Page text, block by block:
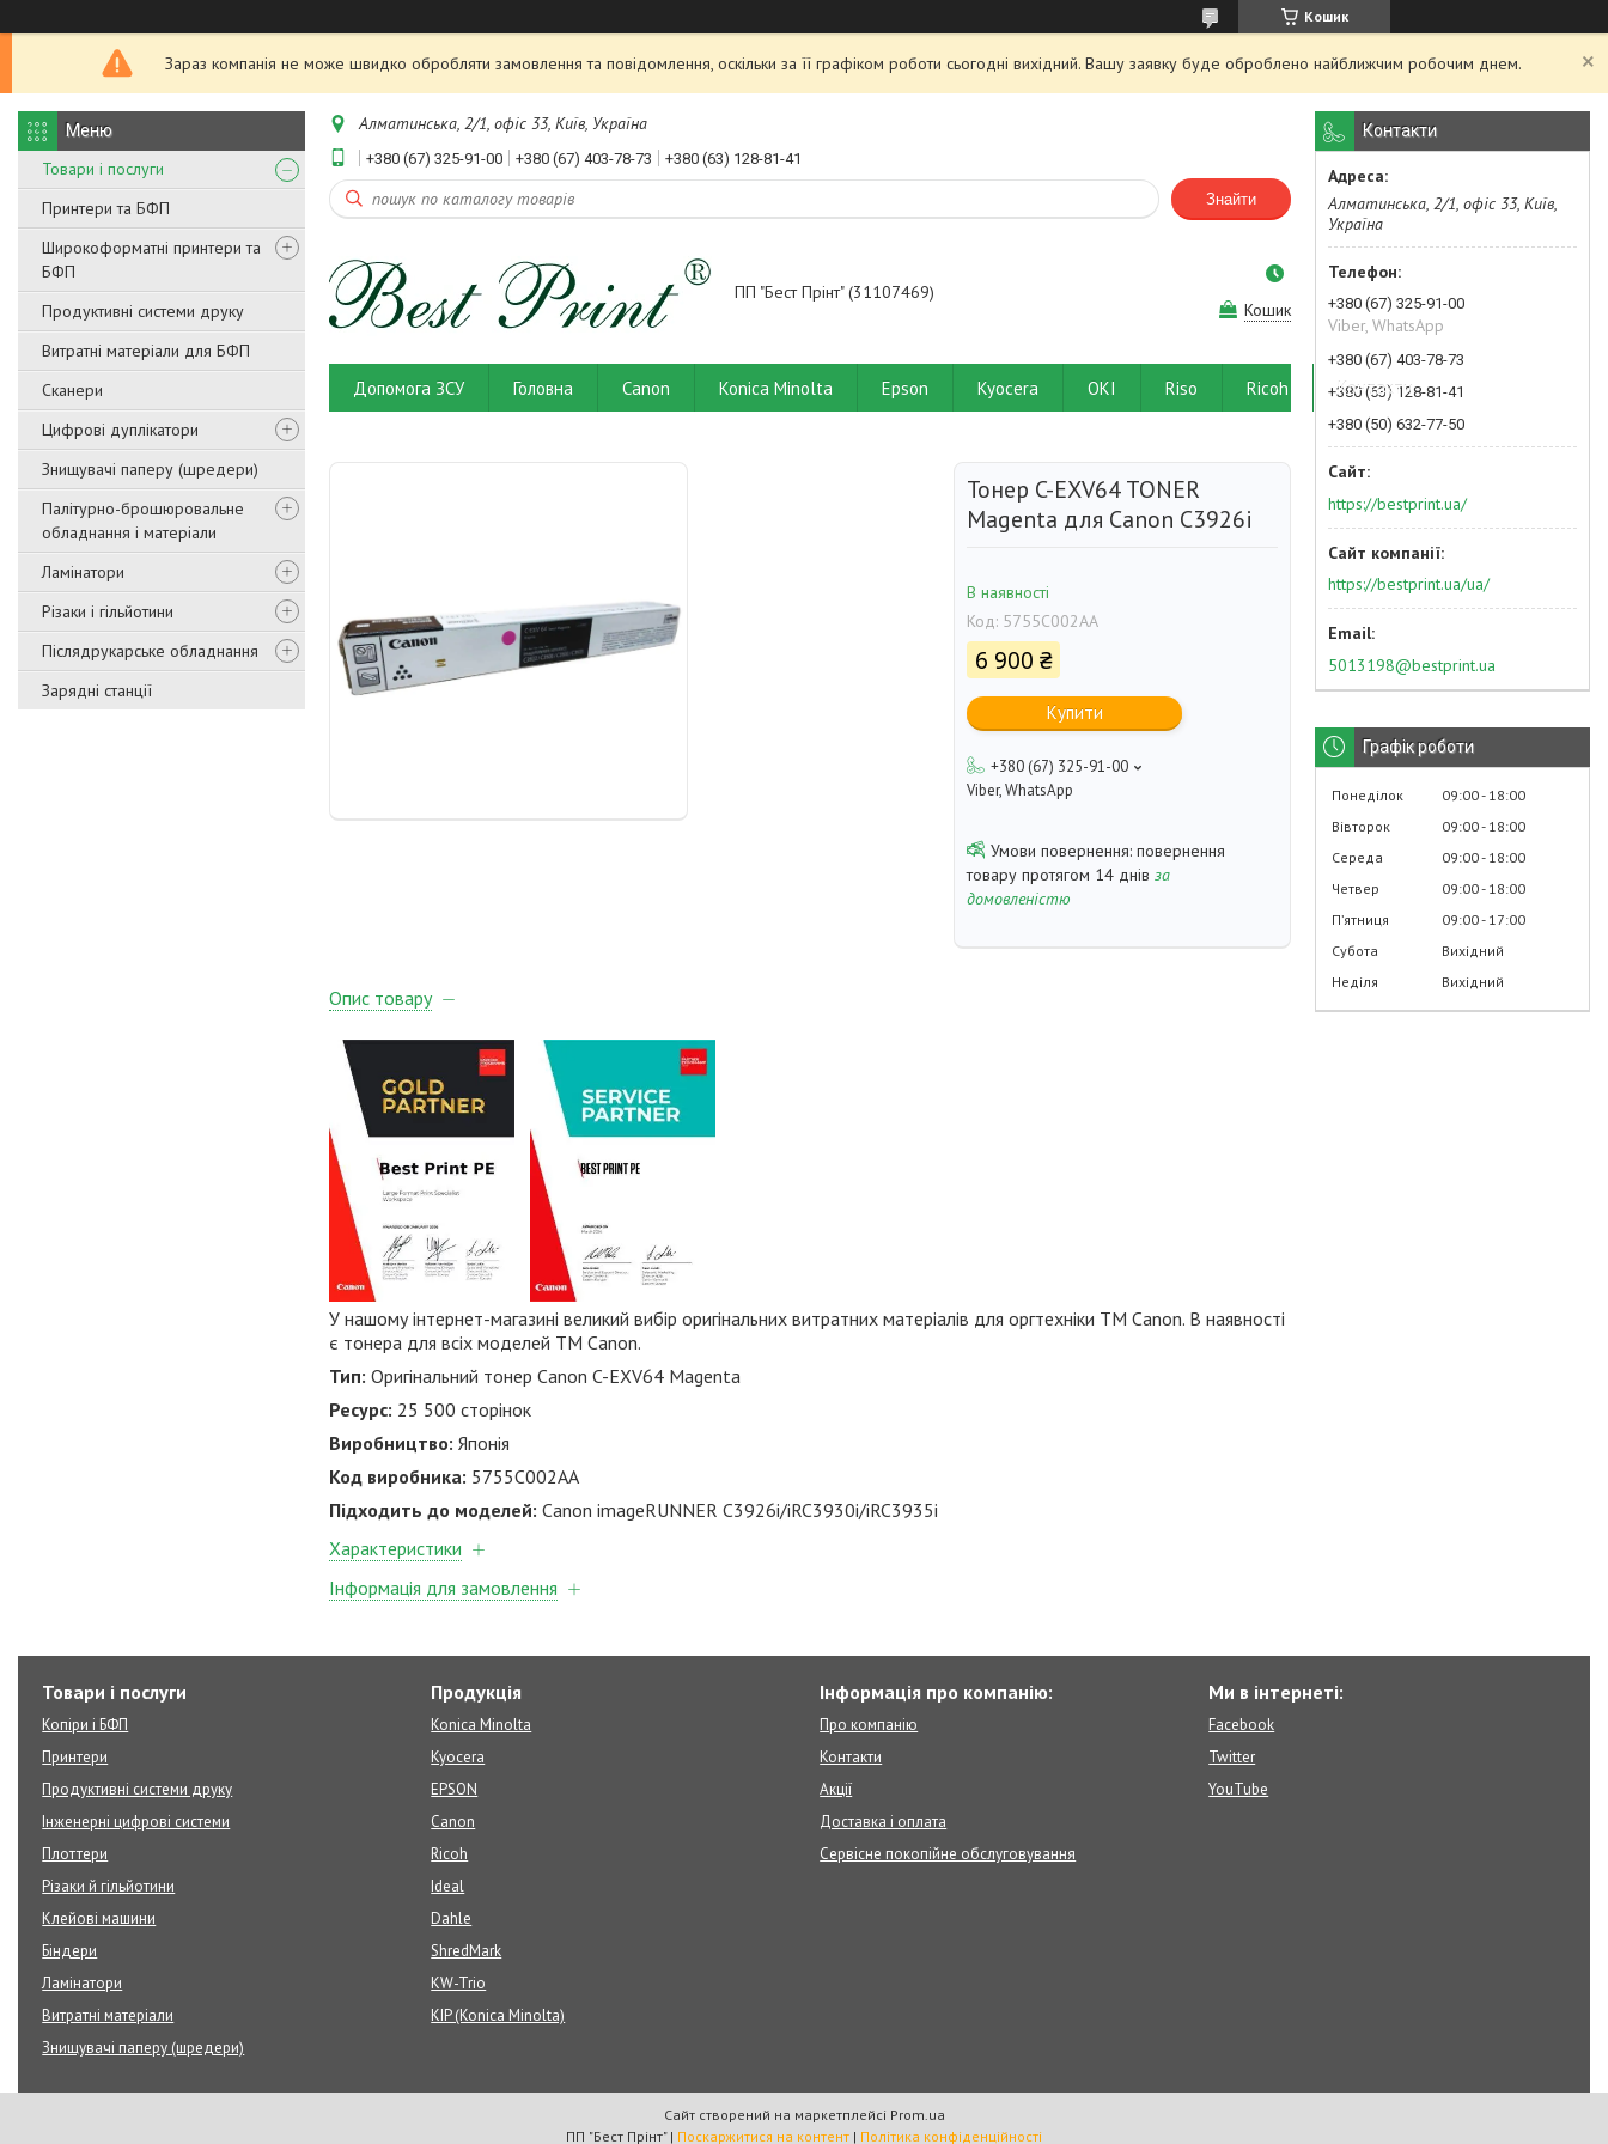
Кошик
Зараз компанія не може швидко обробляти замовлення та повідомлення, оскільки за її графіком роботи сьогодні вихідний. Вашу заявку буде оброблено найближчим робочим днем.
Товари і послуги
Принтери та БФП
Широкоформатні принтери та
БФП
Продуктивні системи друку
Витратні матеріали для БФП
Сканери
Цифрові дуплікатори
Знищувачі паперу (шредери)
Палітурно-брошюровальне
обладнання і матеріали
Ламінатори
Різаки і гільйотини
Післядрукарське обладнання
Зарядні станції
Алматинська, 2/1, офіс 33, Київ, Україна
+380 (67) 325-91-00 +380 (67) 403-78-73 +380 (63) 128-81-41
Знайти
ПП "Бест Прінт" (31107469)
Кошик
Допомога ЗСУ Головна Canon Konica Minolta Epson Kyocera OKI Riso Ricoh Контакти
Тонер C-EXV64 TONER
Magenta для Canon C3926i
В наявності
Код: 5755C002AA
6 900 ₴
Купити
+380 (67) 325-91-00
Viber, WhatsApp
повернення
товару протягом 14 днів за
домовленістю
Опис товару
У нашому інтернет-магазині великий вибір оригінальних витратних матеріалів для оргтехніки TM Canon. В наявності
є тонера для всіх моделей TM Canon.
Тип: Оригінальний тонер Canon C-EXV64 Magenta
Ресурс: 25 500 сторінок
Виробництво: Японія
Код виробника: 5755C002AA
Підходить до моделей: Canon imageRUNNER C3926i/iRC3930i/iRC3935i
Характеристики
Інформація для замовлення
Контакти
Алматинська, 2/1, офіс 33, Київ,
Україна
+380 (67) 325-91-00
Viber, WhatsApp
+380 (67) 403-78-73
+380 (63) 128-81-41
+380 (50) 632-77-50
https://bestprint.ua/
https://bestprint.ua/ua/
5013198@bestprint.ua
Графік роботи
Понеділок 09:00 18:00
Вівторок
09:00 18:00
Середа
09:00 18:00
Четвер
09:00 18:00
Пʼятниця
09:00 17:00
Субота
Вихідний
Неділя
Вихідний
Товари і послуги
Копіри і БФП
Принтери
Продуктивні системи друку
Інженерні цифрові системи
Плоттери
Різаки й гільйотини
Клейові машини
Біндери
Ламінатори
Витратні матеріали
Знищувачі паперу (шредери)
Продукція
Konica Minolta
Kyocera
EPSON
Canon
Ricoh
Ideal
Dahle
ShredMark
KW-Trio
KIP (Konica Minolta)
Інформація про компанію:
Про компанію
Контакти
Акції
Доставка і оплата
Сервісне покопійне обслуговування
Ми в інтернеті:
Facebook
Twitter
YouTube
Сайт створений на маркетплейсі Prom.ua
ПП "Бест Прінт" | Поскаржитися на контент | Політика конфіденційності